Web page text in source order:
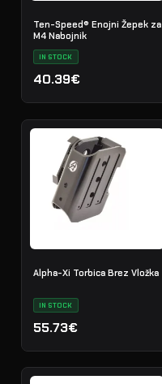
Ten-Speed® Enojni Žepek za
M4 Nabojnik
IN STOCK
40.39€
Alpha-Xi Torbica Brez Vložka
IN STOCK
55.73€